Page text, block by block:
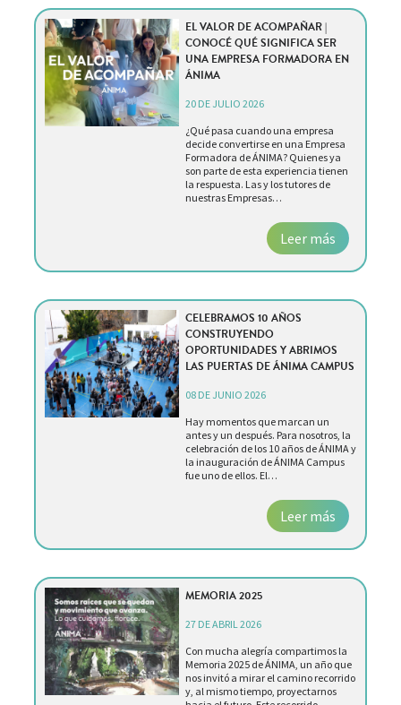
EL VALOR DE ACOMPAÑAR |
CONOCÉ QUÉ SIGNIFICA SER
UNA EMPRESA FORMADORA EN
ÁNIMA
20 DE JULIO 2026
¿Qué pasa cuando una empresa
decide convertirse en una Empresa
Formadora de ÁNIMA? Quienes ya
son parte de esta experiencia tienen
la respuesta. Las y los tutores de
nuestras Empresas…
Leer más
CELEBRAMOS 10 AÑOS
CONSTRUYENDO
OPORTUNIDADES Y ABRIMOS
LAS PUERTAS DE ÁNIMA CAMPUS
08 DE JUNIO 2026
Hay momentos que marcan un
antes y un después. Para nosotros, la
celebración de los 10 años de ÁNIMA y
la inauguración de ÁNIMA Campus
fue uno de ellos. El…
Leer más
MEMORIA 2025
27 DE ABRIL 2026
Con mucha alegría compartimos la
Memoria 2025 de ÁNIMA, un año que
nos invitó a mirar el camino recorrido
y, al mismo tiempo, proyectarnos